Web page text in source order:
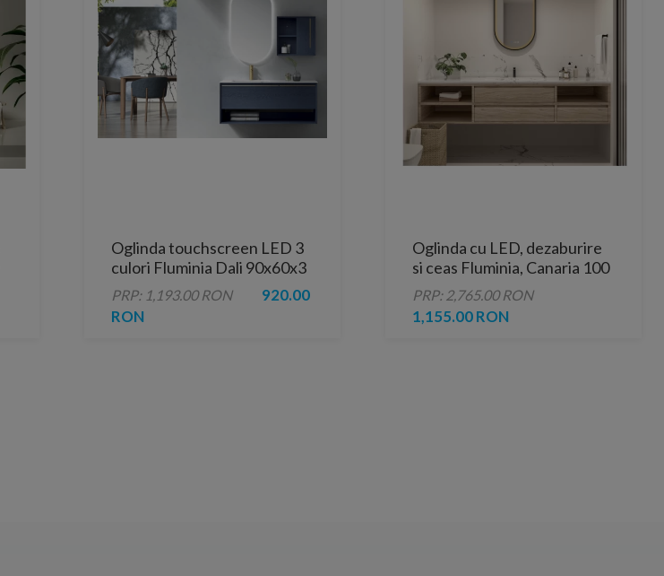
Oglinda touchscreen LED 3
culori Fluminia Dali 90x60x3
cm cu dezaburire
PRP: 1,193.00 RON
920.00
RON
Oglinda cu LED, dezaburire
si ceas Fluminia, Canaria 100
Clock, Black
PRP: 2,765.00 RON
1,155.00 RON